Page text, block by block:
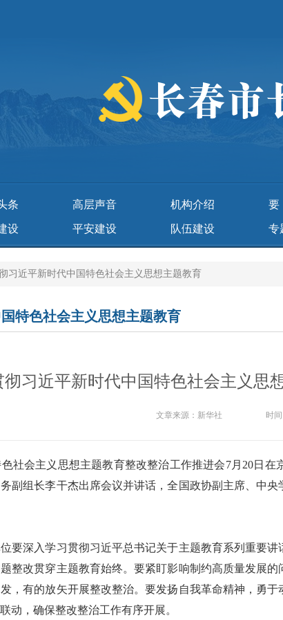
条 高层声音 机构介绍
设 平安建设 队伍建设 专
习近平新时代中国特色社会主义思想主题教育
特色社会主义思想主题教育
彻习近平新时代中国特色社会主义思
文章来源： 新华社 时间
社会主义思想主题教育整改整治工作推进会7月20日
副组长李干杰出席会议并讲话，全国政协副主席、中
要深入学习贯彻习近平总书记关于主题教育系列重要
整改贯穿主题教育始终。要紧盯影响制约高质量发展
，有的放矢开展整改整治。要发扬自我革命精神，勇
动，确保整改整治工作有序开展。